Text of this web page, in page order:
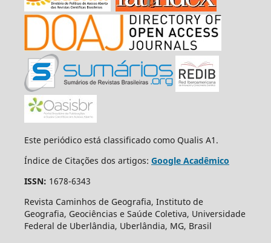
Este periódico está classificado como Qualis A1.
Índice de Citações dos artigos: Google Acadêmico
ISSN: 1678-6343
Revista Caminhos de Geografia, Instituto de
Geografia, Geociências e Saúde Coletiva, Universidade
Federal de Uberlândia, Uberlândia, MG, Brasil